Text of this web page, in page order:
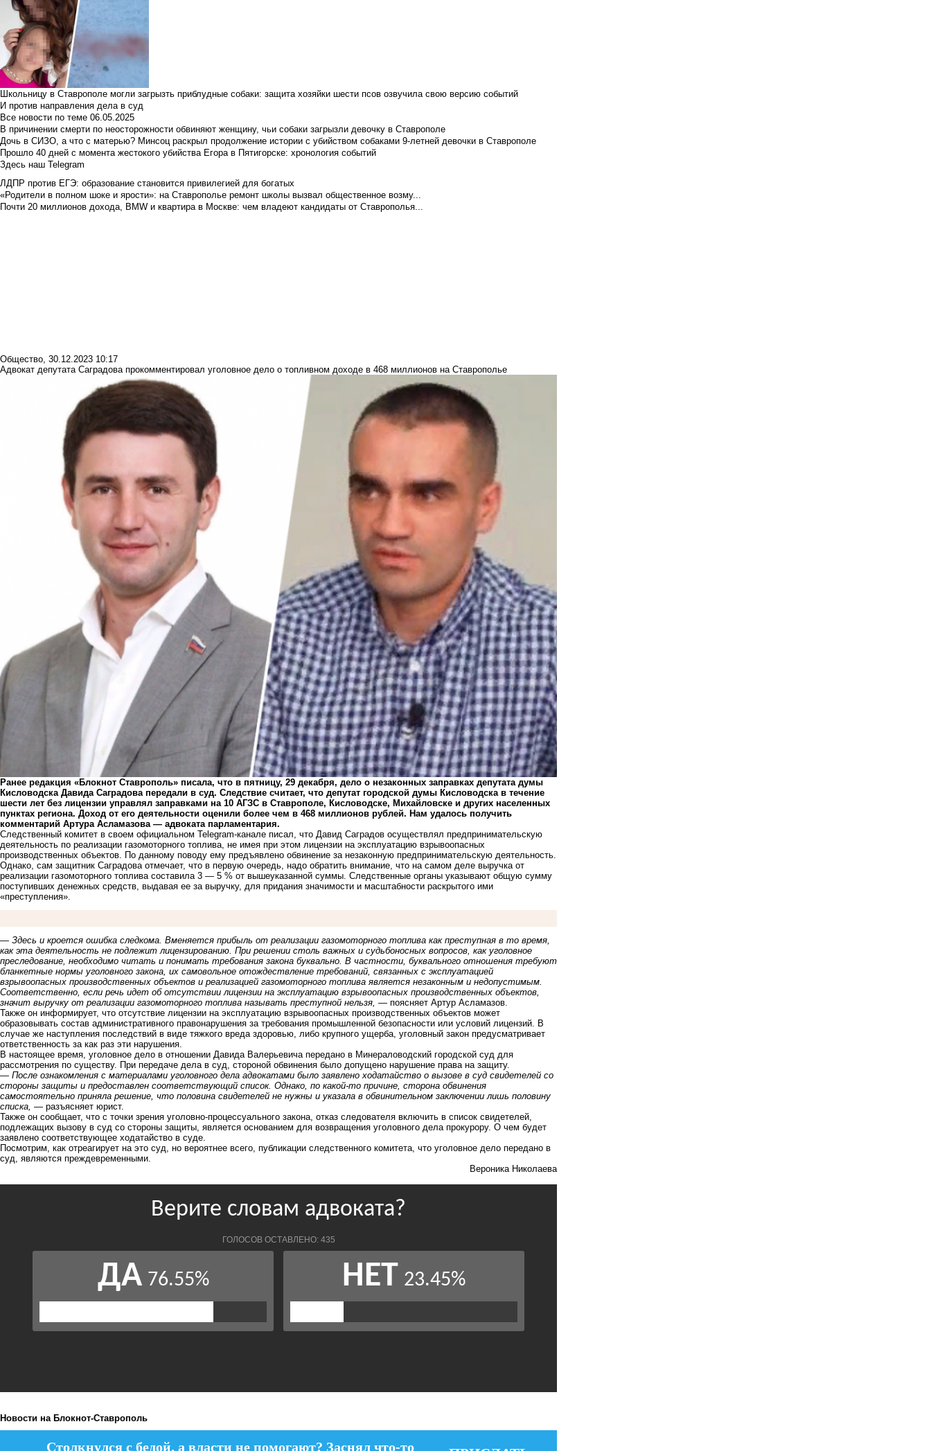
Школьницу в Ставрополе могли загрызть приблудные собаки: защита хозяйки шести псов озвучила свою версию событий
И против направления дела в суд
Все новости по теме 06.05.2025
В причинении смерти по неосторожности обвиняют женщину, чьи собаки загрызли девочку в Ставрополе
Дочь в СИЗО, а что с матерью? Минсоц раскрыл продолжение истории с убийством собаками 9-летней девочки в Ставрополе
Прошло 40 дней с момента жестокого убийства Егора в Пятигорске: хронология событий
Здесь наш Telegram
ЛДПР против ЕГЭ: образование становится привилегией для богатых
«Родители в полном шоке и ярости»: на Ставрополье ремонт школы вызвал общественное возму...
Почти 20 миллионов дохода, BMW и квартира в Москве: чем владеют кандидаты от Ставрополья...
Общество, 30.12.2023 10:17
Адвокат депутата Саградова прокомментировал уголовное дело о топливном доходе в 468 миллионов на Ставрополье
Ранее редакция «Блокнот Ставрополь» писала, что в пятницу, 29 декабря, дело о незаконных заправках депутата думы
Кисловодска Давида Саградова передали в суд. Следствие считает, что депутат городской думы Кисловодска в течение
шести лет без лицензии управлял заправками на 10 АГЗС в Ставрополе, Кисловодске, Михайловске и других населенных
пунктах региона. Доход от его деятельности оценили более чем в 468 миллионов рублей. Нам удалось получить
комментарий Артура Асламазова — адвоката парламентария.
Следственный комитет в своем официальном Telegram-канале писал, что Давид Саградов осуществлял предпринимательскую
деятельность по реализации газомоторного топлива, не имея при этом лицензии на эксплуатацию взрывоопасных
производственных объектов. По данному поводу ему предъявлено обвинение за незаконную предпринимательскую деятельность.
Однако, сам защитник Саградова отмечает, что в первую очередь, надо обратить внимание, что на самом деле выручка от
реализации газомоторного топлива составила 3 — 5 % от вышеуказанной суммы. Следственные органы указывают общую сумму
поступивших денежных средств, выдавая ее за выручку, для придания значимости и масштабности раскрытого ими
«преступления».
— Здесь и кроется ошибка следкома. Вменяется прибыль от реализации газомоторного топлива как преступная в то время,
как эта деятельность не подлежит лицензированию. При решении столь важных и судьбоносных вопросов, как уголовное
преследование, необходимо читать и понимать требования закона буквально. В частности, буквального отношения требуют
бланкетные нормы уголовного закона, их самовольное отождествление требований, связанных с эксплуатацией
взрывоопасных производственных объектов и реализацией газомоторного топлива является незаконным и недопустимым.
Соответственно, если речь идет об отсутствии лицензии на эксплуатацию взрывоопасных производственных объектов,
значит выручку от реализации газомоторного топлива называть преступной нельзя, — поясняет Артур Асламазов.
Также он информирует, что отсутствие лицензии на эксплуатацию взрывоопасных производственных объектов может
образовывать состав административного правонарушения за требования промышленной безопасности или условий лицензий. В
случае же наступления последствий в виде тяжкого вреда здоровью, либо крупного ущерба, уголовный закон предусматривает
ответственность за как раз эти нарушения.
В настоящее время, уголовное дело в отношении Давида Валерьевича передано в Минераловодский городской суд для
рассмотрения по существу. При передаче дела в суд, стороной обвинения было допущено нарушение права на защиту.
— После ознакомления с материалами уголовного дела адвокатами было заявлено ходатайство о вызове в суд свидетелей со
стороны защиты и предоставлен соответствующий список. Однако, по какой-то причине, сторона обвинения
самостоятельно приняла решение, что половина свидетелей не нужны и указала в обвинительном заключении лишь половину
списка, — разъясняет юрист.
Также он сообщает, что с точки зрения уголовно-процессуального закона, отказ следователя включить в список свидетелей,
подлежащих вызову в суд со стороны защиты, является основанием для возвращения уголовного дела прокурору. О чем будет
заявлено соответствующее ходатайство в суде.
Посмотрим, как отреагирует на это суд, но вероятнее всего, публикации следственного комитета, что уголовное дело передано в
суд, являются преждевременными.
Вероника Николаева
Новости на Блoкнoт-Ставрополь
Столкнулся с бедой, а власти не помогают? Заснял что-то